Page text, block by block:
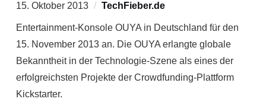
15. Oktober 2013 TechFieber.de
Entertainment-Konsole OUYA in Deutschland für den
15. November 2013 an. Die OUYA erlangte globale
Bekanntheit in der Technologie-Szene als eines der
erfolgreichsten Projekte der Crowdfunding-Plattform
Kickstarter.